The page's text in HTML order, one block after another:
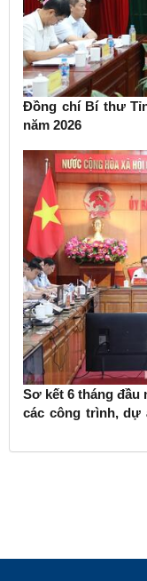
Đồng chí Bí thư
năm 2026
Sơ kết 6 tháng đầu
các công trình, dự